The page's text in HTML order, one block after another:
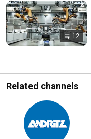
12
Related channels